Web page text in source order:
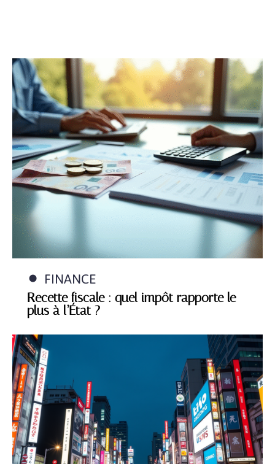
FINANCE
Recette fiscale : quel impôt rapporte le
plus à l’État ?